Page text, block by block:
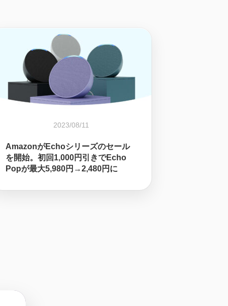
2023/08/11
AmazonがEchoシリーズのセール
を開始。初回1,000円引きでEcho
Popが最大5,980円→2,480円に